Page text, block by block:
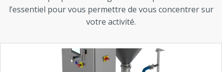
l’essentiel pour vous permettre de vous concentrer sur
votre activité.